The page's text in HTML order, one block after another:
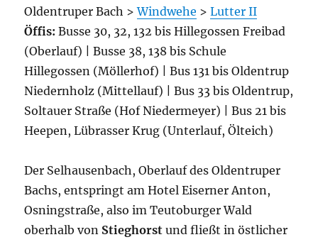
Oldentruper Bach >Windwehe >Lutter II
Öffis: Busse 30, 32, 132 bis Hillegossen Freibad
(Oberlauf) | Busse 38, 138 bis Schule
Hillegossen (Möllerhof) | Bus 131 bis Oldentrup
Niedernholz (Mittellauf) | Bus 33 bis Oldentrup,
Soltauer Straße (Hof Niedermeyer) | Bus 21 bis
Heepen, Lübrasser Krug (Unterlauf, Ölteich)
Der Selhausenbach, Oberlauf des Oldentruper
Bachs, entspringt am Hotel Eiserner Anton,
Osningstraße, also im Teutoburger Wald
oberhalb von Stieghorst und fließt in östlicher